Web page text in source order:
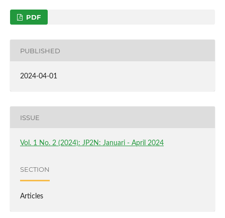
PDF
PUBLISHED
2024-04-01
ISSUE
Vol. 1 No. 2 (2024): JP2N: Januari - April 2024
SECTION
Articles